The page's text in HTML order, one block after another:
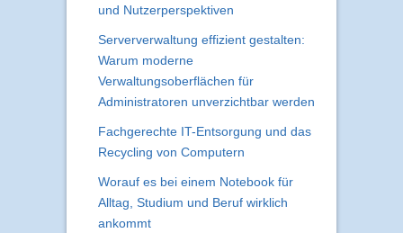
und Nutzerperspektiven
Serververwaltung effizient gestalten:
Warum moderne
Verwaltungsoberflächen für
Administratoren unverzichtbar werden
Fachgerechte IT-Entsorgung und das
Recycling von Computern
Worauf es bei einem Notebook für
Alltag, Studium und Beruf wirklich
ankommt